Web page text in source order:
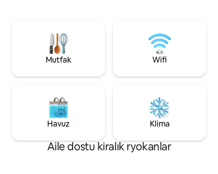
çalışır. Yakınlarda birçok restoran,
süpermarket, ev merkezi ve bakkal var.
6 kişi rahatlıkla konaklayabilir, en fazla 10
mükemmel olan 10
hareket
sağlayan
bağlantısı ile
Mutfak Wifi
Havuz Klima
Aile dostu kiralık ryokanlar